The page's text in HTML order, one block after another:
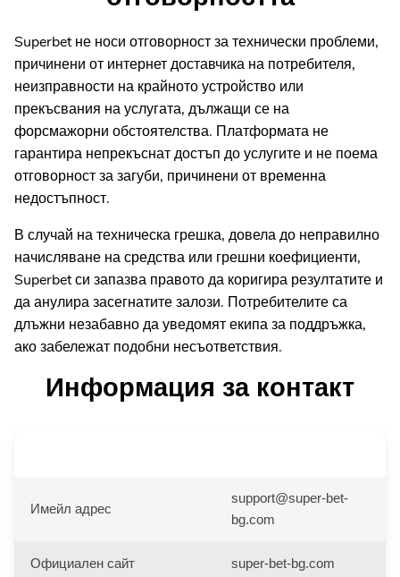
Superbet не носи отговорност за технически проблеми,
причинени от интернет доставчика на потребителя,
неизправности на крайното устройство или
прекъсвания на услугата, дължащи се на
форсмажорни обстоятелства. Платформата не
гарантира непрекъснат достъп до услугите и не поема
отговорност за загуби, причинени от временна
недостъпност.
В случай на техническа грешка, довела до неправилно
начисляване на средства или грешни коефициенти,
Superbet си запазва правото да коригира резултатите и
да анулира засегнатите залози. Потребителите са
длъжни незабавно да уведомят екипа за поддръжка,
ако забележат подобни несъответствия.
Информация за контакт
Имейл адрес
support@super-bet-
bg.com
Официален сайт super-bet-bg.com